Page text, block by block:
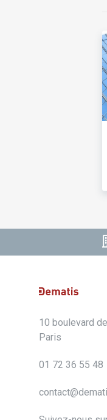
10 boulevard
Paris
01 72 36 55 48